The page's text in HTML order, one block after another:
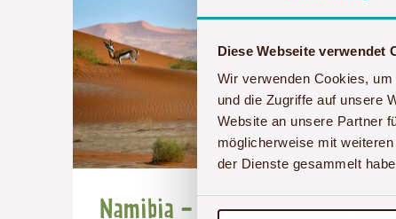
Diese Webseite verwendet
Wir verwenden Cookies,
und die Zugriffe auf unsere
Website an unsere Partner
möglicherweise mit
der Dienste gesammelt
Namibia - Wüstenzauber